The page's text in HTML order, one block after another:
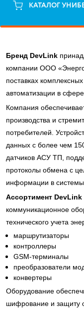
КАТАЛОГ
Бренд DevLink
компании ООО
поставках
автоматизации в
Компания
производства и
потребителей.
данных с более чем
датчиков АСУ ТП,
протоколы обмена с
информации в системы
Ассортимент DevLink
коммуникационное
технического учета
маршрутизаторы
контроллеры
GSM-терминалы
преобразователи
конвертеры
Оборудование
шифрование и защиту